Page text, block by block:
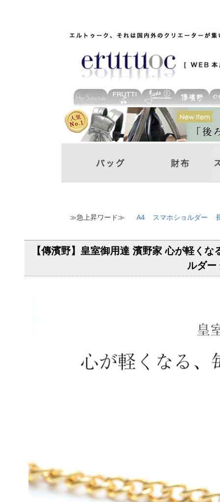
≫急上昇ワード≫ A4 スマホショルダー
【傳濱野】皇室御用達 濱野家 心が軽く
ルダー